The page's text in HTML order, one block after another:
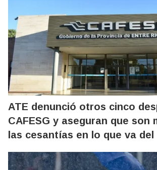
ATE denunció otros cinco
CAFESG y aseguran que son
las cesantías en lo que va del